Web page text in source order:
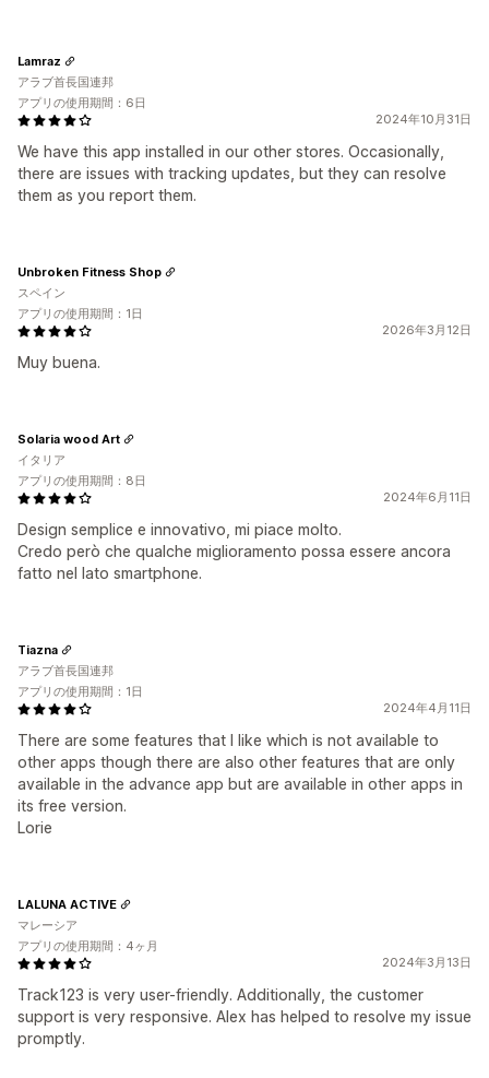
2024年10月31日
We have this app installed in our other stores. Occasionally,
there are issues with tracking updates, but they can resolve
them as you report them.
Lamraz
アラブ首長国連邦
アプリの使用期間：6日
2026年3月12日
Muy buena.
Unbroken Fitness Shop
スペイン
アプリの使用期間：1日
2024年6月11日
Design semplice e innovativo, mi piace molto.
Credo però che qualche miglioramento possa essere ancora
fatto nel lato smartphone.
Solaria wood Art
イタリア
アプリの使用期間：8日
2024年4月11日
There are some features that I like which is not available to
other apps though there are also other features that are only
available in the advance app but are available in other apps in
its free version.
Lorie
Tiazna
アラブ首長国連邦
アプリの使用期間：1日
2024年3月13日
Track123 is very user-friendly. Additionally, the customer
support is very responsive. Alex has helped to resolve my issue
promptly.
LALUNA ACTIVE
マレーシア
アプリの使用期間：4ヶ月